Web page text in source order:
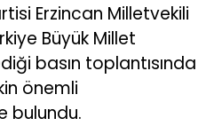
Erzincan Milletvekili
Büyük Millet
basın toplantısında
önemli
bulundu.